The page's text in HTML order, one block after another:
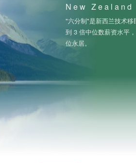
New Zealand
"六分制"是新西兰技术
到 3 倍中位数薪资水平
位永居。